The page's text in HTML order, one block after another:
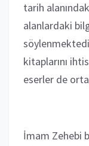
tarih
alanlardaki
kitaplarını
eserler de
İmam Zehebi